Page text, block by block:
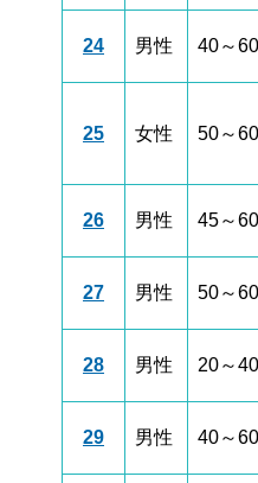
24 男性 40～60
25 女性 50～60
26 男性 45～60
27 男性 50～60
28 男性 20～40
29 男性 40～60